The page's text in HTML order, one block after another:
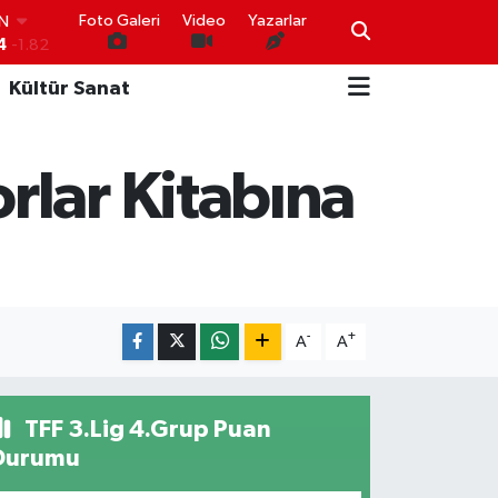
-1.82
0.02
0.18
Foto Galeri Video Yazarlar
Kültür Sanat
Kitabına
A- A+
TFF 3.Lig 4.Grup Puan